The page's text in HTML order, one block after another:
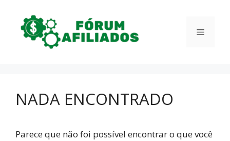
Menu
NADA ENCONTRADO
Parece que não foi possível encontrar o que você